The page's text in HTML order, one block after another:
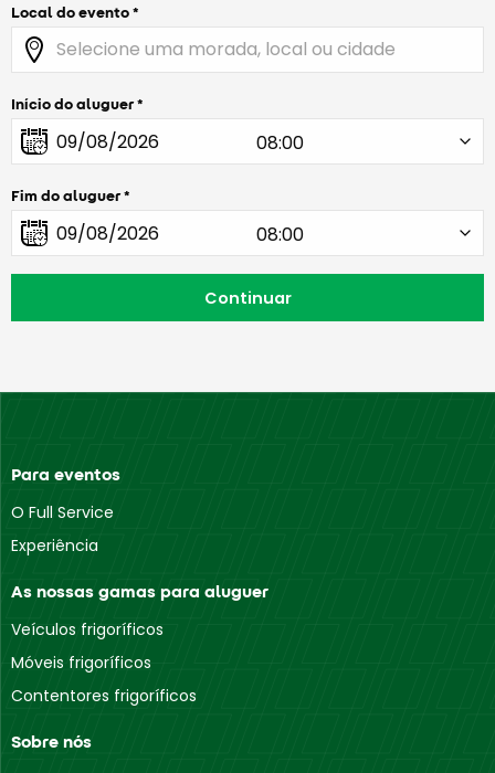
Local do evento
Início do aluguer
Fim do aluguer
Para eventos
O Full Service
Experiência
As nossas gamas para aluguer
Veículos frigoríficos
Móveis frigoríficos
Contentores frigoríficos
Sobre nós